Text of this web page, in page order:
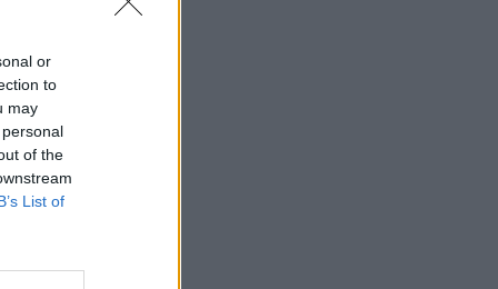
or
to
may
of the
List of